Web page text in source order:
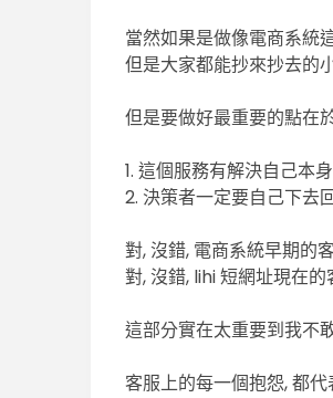
當然如果是做像電商系統
但是大家都能抄來抄去的
但是要做好最重要的點在
1. 這個服務有解決自己本
2. 決策者一定要自己下去
對, 沒錯, 電商系統早期的
對, 沒錯, lihi 短網址現在
這部分實在太重要到我不
客服上的每一個抱怨, 都